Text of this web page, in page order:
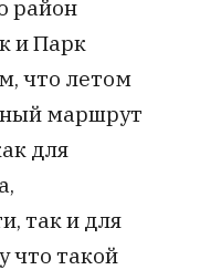
район
и Парк
что летом
маршрут
для
так и для
что такой